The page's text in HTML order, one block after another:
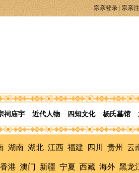
宗亲登录 宗亲
祠庙宇 近代人物 四知文化 杨氏墓馆
湖南 湖北 江西 福建 四川 贵州 云
香港 澳门 新疆 宁夏 西藏 海外 黑龙